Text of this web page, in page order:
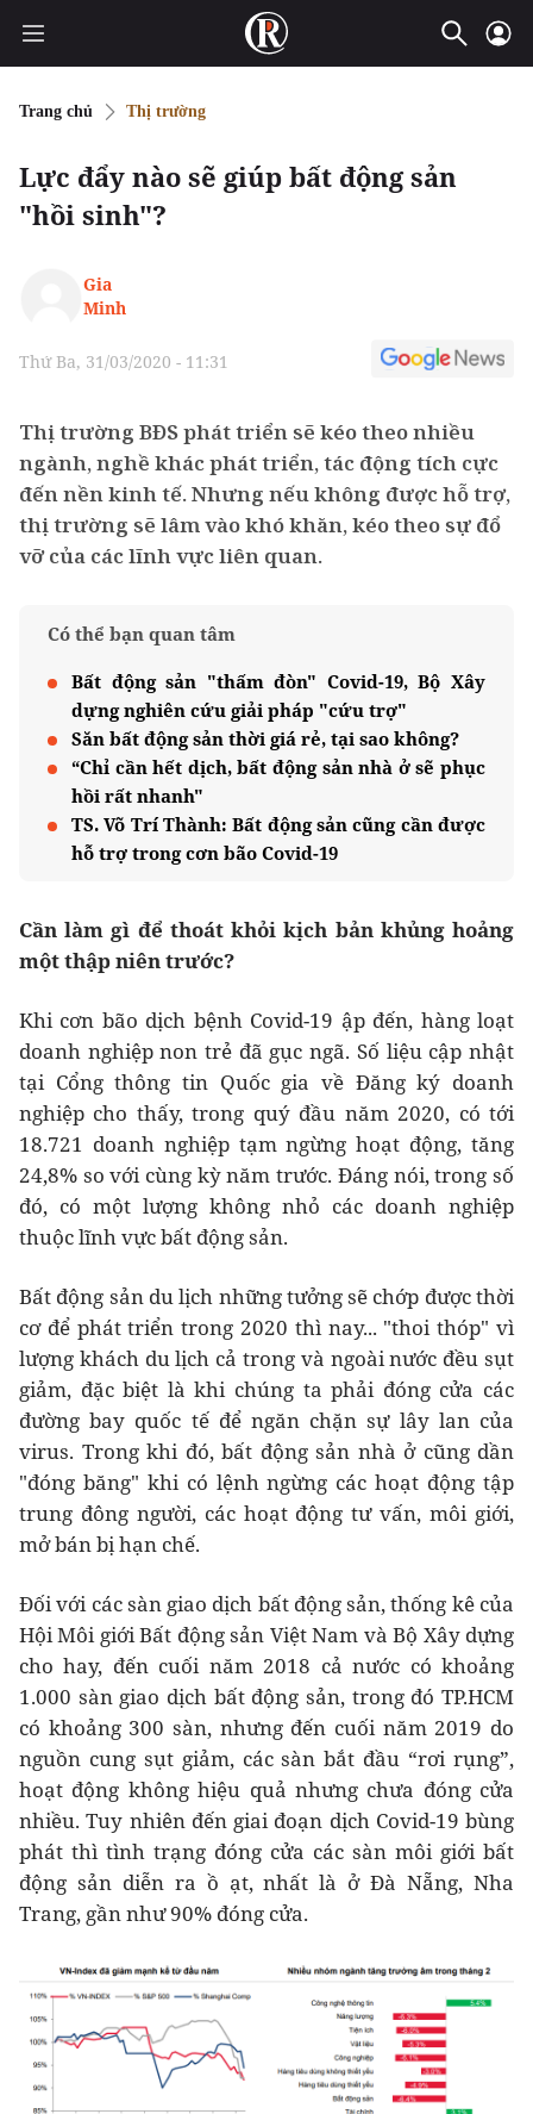
Trang chủ Thị trường
Lực đẩy nào sẽ giúp bất động sản
"hồi sinh"?
Gia
Minh
Thứ Ba, 31/03/2020 - 11:31
Thị trường BĐS phát triển sẽ kéo theo nhiều
ngành, nghề khác phát triển, tác động tích cực
đến nền kinh tế. Nhưng nếu không được hỗ trợ,
thị trường sẽ lâm vào khó khăn, kéo theo sự đổ
vỡ của các lĩnh vực liên quan.
Có thể bạn quan tâm
Bất động sản "thấm đòn" Covid-19, Bộ Xây
dựng nghiên cứu giải pháp "cứu trợ"
Săn bất động sản thời giá rẻ, tại sao không?
“Chỉ cần hết dịch, bất động sản nhà ở sẽ phục
hồi rất nhanh"
TS. Võ Trí Thành: Bất động sản cũng cần được
hỗ trợ trong cơn bão Covid-19
Cần làm gì để thoát khỏi kịch bản khủng hoảng
một thập niên trước?
Khi cơn bão dịch bệnh Covid-19 ập đến, hàng loạt
doanh nghiệp non trẻ đã gục ngã. Số liệu cập nhật
tại Cổng thông tin Quốc gia về Đăng ký doanh
nghiệp cho thấy, trong quý đầu năm 2020, có tới
18.721 doanh nghiệp tạm ngừng hoạt động, tăng
24,8% so với cùng kỳ năm trước. Đáng nói, trong số
đó, có một lượng không nhỏ các doanh nghiệp
thuộc lĩnh vực bất động sản.
Bất động sản du lịch những tưởng sẽ chớp được thời
cơ để phát triển trong 2020 thì nay... "thoi thóp" vì
lượng khách du lịch cả trong và ngoài nước đều sụt
giảm, đặc biệt là khi chúng ta phải đóng cửa các
đường bay quốc tế để ngăn chặn sự lây lan của
virus. Trong khi đó, bất động sản nhà ở cũng dần
"đóng băng" khi có lệnh ngừng các hoạt động tập
trung đông người, các hoạt động tư vấn, môi giới,
mở bán bị hạn chế.
Đối với các sàn giao dịch bất động sản, thống kê của
Hội Môi giới Bất động sản Việt Nam và Bộ Xây dựng
cho hay, đến cuối năm 2018 cả nước có khoảng
1.000 sàn giao dịch bất động sản, trong đó TP.HCM
có khoảng 300 sàn, nhưng đến cuối năm 2019 do
nguồn cung sụt giảm, các sàn bắt đầu “rơi rụng”,
hoạt động không hiệu quả nhưng chưa đóng cửa
nhiều. Tuy nhiên đến giai đoạn dịch Covid-19 bùng
phát thì tình trạng đóng cửa các sàn môi giới bất
động sản diễn ra ồ ạt, nhất là ở Đà Nẵng, Nha
Trang, gần như 90% đóng cửa.